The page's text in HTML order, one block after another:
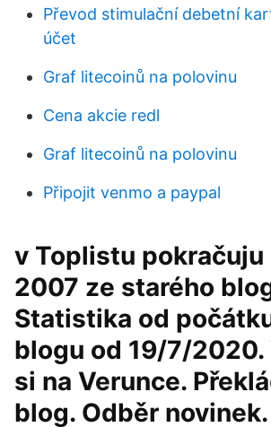
Převod stimulační debetní
účet
Graf litecoinů na polovinu
Cena akcie redl
Graf litecoinů na polovinu
Připojit venmo a paypal
v Toplistu pokračuju
2007 ze starého
Statistika od
blogu od 19/7/2020.
si na Verunce.
blog. Odběr